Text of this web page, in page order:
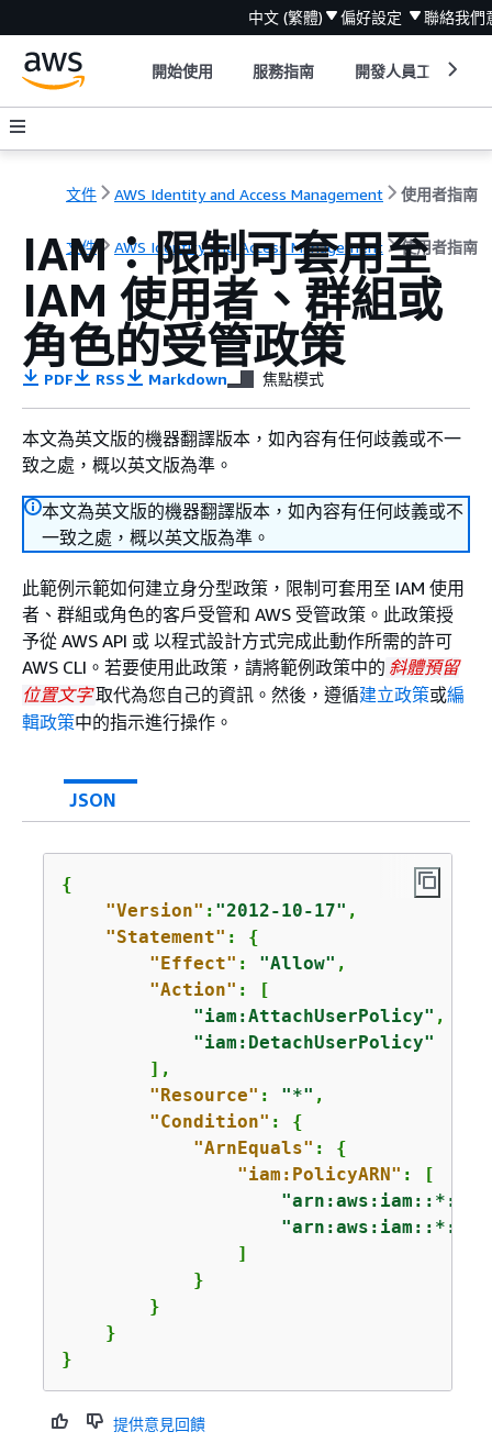
中文 (繁體) 偏好設定 聯絡我們
開始使用 服務指南 開發人員工具
文件 AWS Identity and Access Management 使用者指南
文件 AWS Identity and Access Management 使用者指南
IAM：限制可套用至
IAM 使用者、群組或
角色的受管政策
PDF RSS Markdown 焦點模式
本文為英文版的機器翻譯版本，如內容有任何歧義或不一
致之處，概以英文版為準。
本文為英文版的機器翻譯版本，如內容有任何歧義或不
一致之處，概以英文版為準。
此範例示範如何建立身分型政策，限制可套用至 IAM 使用
者、群組或角色的客戶受管和 AWS 受管政策。此政策授
予從 AWS API 或 以程式設計方式完成此動作所需的許可
AWS CLI。若要使用此政策，請將範例政策中的 斜體預留
位置文字取代為您自己的資訊。然後，遵循建立政策或編
輯政策中的指示進行操作。
JSON
{
"Version" : "2012-10-17" ,
"Statement" : {
"Effect" : "Allow" ,
"Action" : [
"iam:AttachUserPolicy" ,
"iam:DetachUserPolicy"
        ],
"Resource" : "*" ,
"Condition" : {
"ArnEquals" : {
"iam:PolicyARN" : [
                ]
            }
        }
    }
}
提供意見回饋